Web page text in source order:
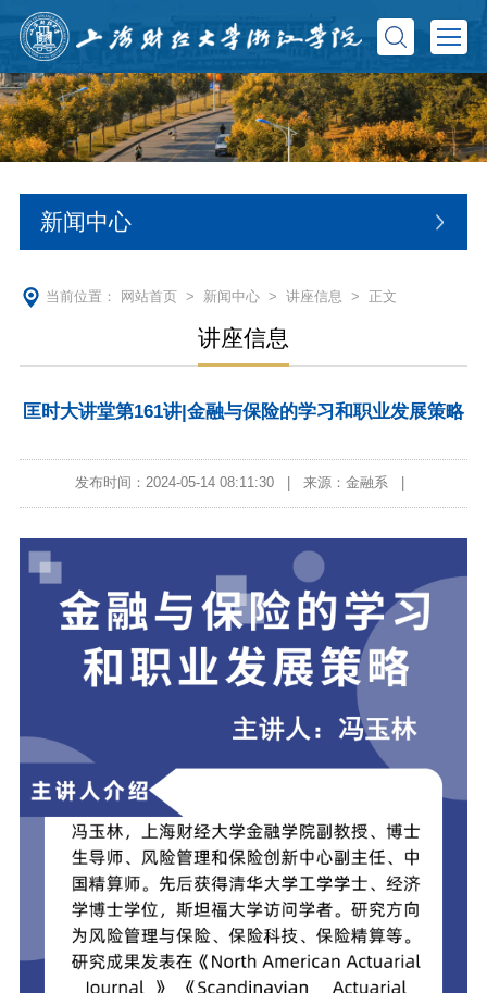
新闻中心
当前位置： 网站首页> 新闻中心> 讲座信息 > 正文
讲座信息
匡时大讲堂第161讲|金融与保险的学习和职业发展策略
发布时间：2024-05-14 08:11:30| 来源：金融系|